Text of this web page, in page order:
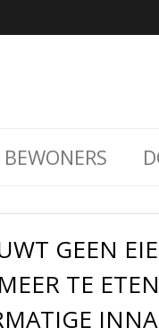
BEWONERS
GEEN
TE